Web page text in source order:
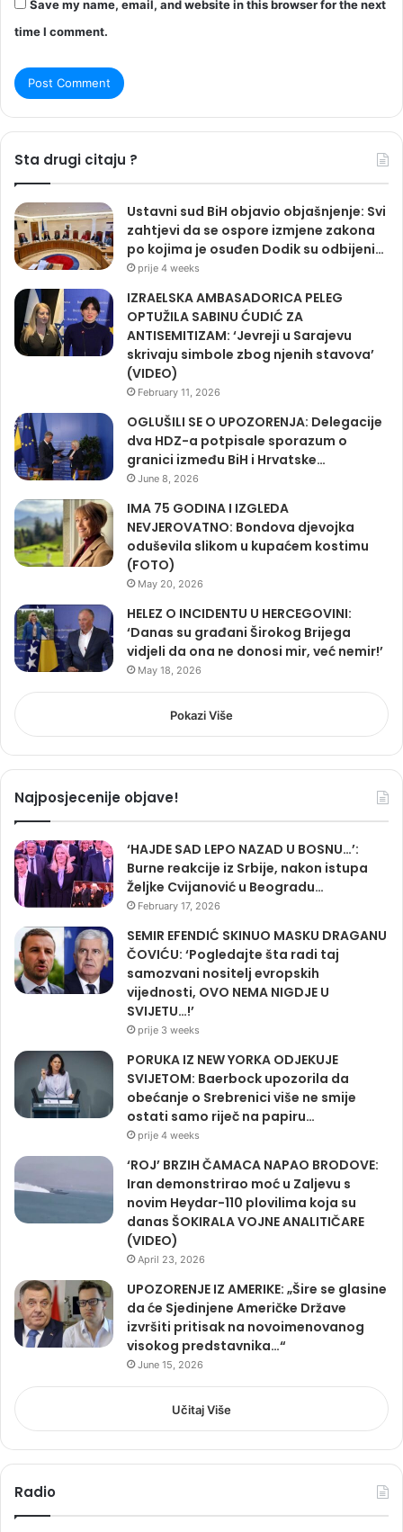
Save my name, email, and website in this browser for the next
time I comment.
Sta drugi citaju ?
Ustavni sud BiH objavio objašnjenje: Svi
zahtjevi da se ospore izmjene zakona
po kojima je osuđen Dodik su odbijeni…
prije 4 weeks
IZRAELSKA AMBASADORICA PELEG
OPTUŽILA SABINU ĆUDIĆ ZA
ANTISEMITIZAM: ‘Jevreji u Sarajevu
skrivaju simbole zbog njenih stavova’
(VIDEO)
February 11, 2026
OGLUŠILI SE O UPOZORENJA: Delegacije
dva HDZ-a potpisale sporazum o
granici između BiH i Hrvatske…
June 8, 2026
IMA 75 GODINA I IZGLEDA
NEVJEROVATNO: Bondova djevojka
oduševila slikom u kupaćem kostimu
(FOTO)
May 20, 2026
HELEZ O INCIDENTU U HERCEGOVINI:
‘Danas su građani Širokog Brijega
vidjeli da ona ne donosi mir, već nemir!’
May 18, 2026
Pokazi Više
Najposjecenije objave!
‘HAJDE SAD LEPO NAZAD U BOSNU…’:
Burne reakcije iz Srbije, nakon istupa
Željke Cvijanović u Beogradu…
February 17, 2026
SEMIR EFENDIĆ SKINUO MASKU DRAGANU
ČOVIĆU: ‘Pogledajte šta radi taj
samozvani nositelj evropskih
vijednosti, OVO NEMA NIGDJE U
SVIJETU…!’
prije 3 weeks
PORUKA IZ NEW YORKA ODJEKUJE
SVIJETOM: Baerbock upozorila da
obećanje o Srebrenici više ne smije
ostati samo riječ na papiru…
prije 4 weeks
‘ROJ’ BRZIH ČAMACA NAPAO BRODOVE:
Iran demonstrirao moć u Zaljevu s
novim Heydar-110 plovilima koja su
danas ŠOKIRALA VOJNE ANALITIČARE
(VIDEO)
April 23, 2026
UPOZORENJE IZ AMERIKE: „Šire se glasine
da će Sjedinjene Američke Države
izvršiti pritisak na novoimenovanog
visokog predstavnika…“
June 15, 2026
Učitaj Više
Radio